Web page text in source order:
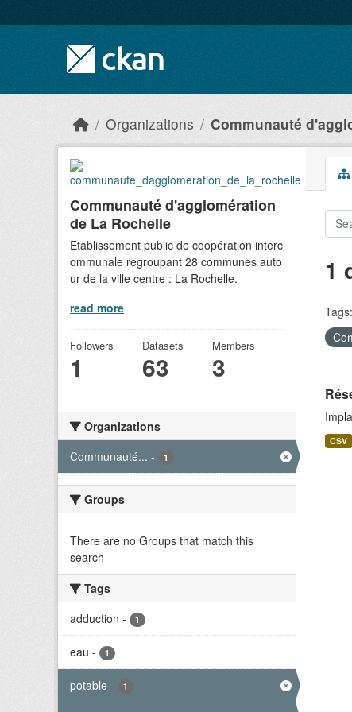
Organizations Communauté
Communauté d'agglomération
de La Rochelle
Etablissement public de coopération interc
ommunale regroupant 28 communes auto
ur de la ville centre : La Rochelle.
read more
Followers
1
Datasets
63
Members
3
Organizations
Communauté... - 1
Groups
There are no Groups that match this
search
Tags
adduction - 1
eau - 1
potable - 1
1
Tags:
CSV